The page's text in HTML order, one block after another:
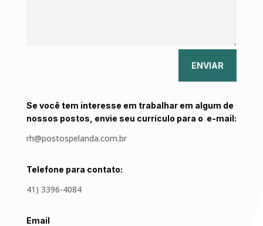
ENVIAR
Se você tem interesse em trabalhar em algum de
nossos postos, envie seu currículo para o e-mail:
rh@postospelanda.com.br
Telefone para contato:
41) 3396-4084
Email